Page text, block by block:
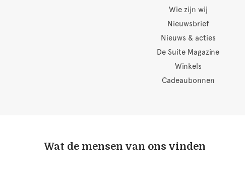
Wie zijn wij
Nieuwsbrief
Nieuws & acties
De Suite Magazine
Winkels
Cadeaubonnen
Wat de mensen van ons vinden